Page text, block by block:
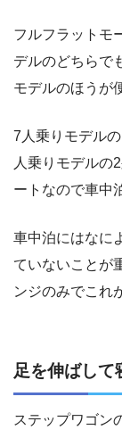
フルフラットモ
デルのどちらで
モデルのほうが
7人乗りモデル
人乗りモデルの
ートなので車中
車中泊にはなに
ていないことが
ンジのみでこれ
足を伸ばして
ステップワゴン